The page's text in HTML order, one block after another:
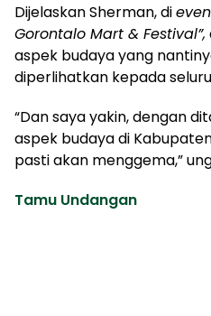
Dijelaskan Sherman, di
Gorontalo Mart & Festival”,
aspek budaya yang
diperlihatkan kepada
“Dan saya yakin, dengan
aspek budaya di
pasti akan menggema,”
Tamu Undangan